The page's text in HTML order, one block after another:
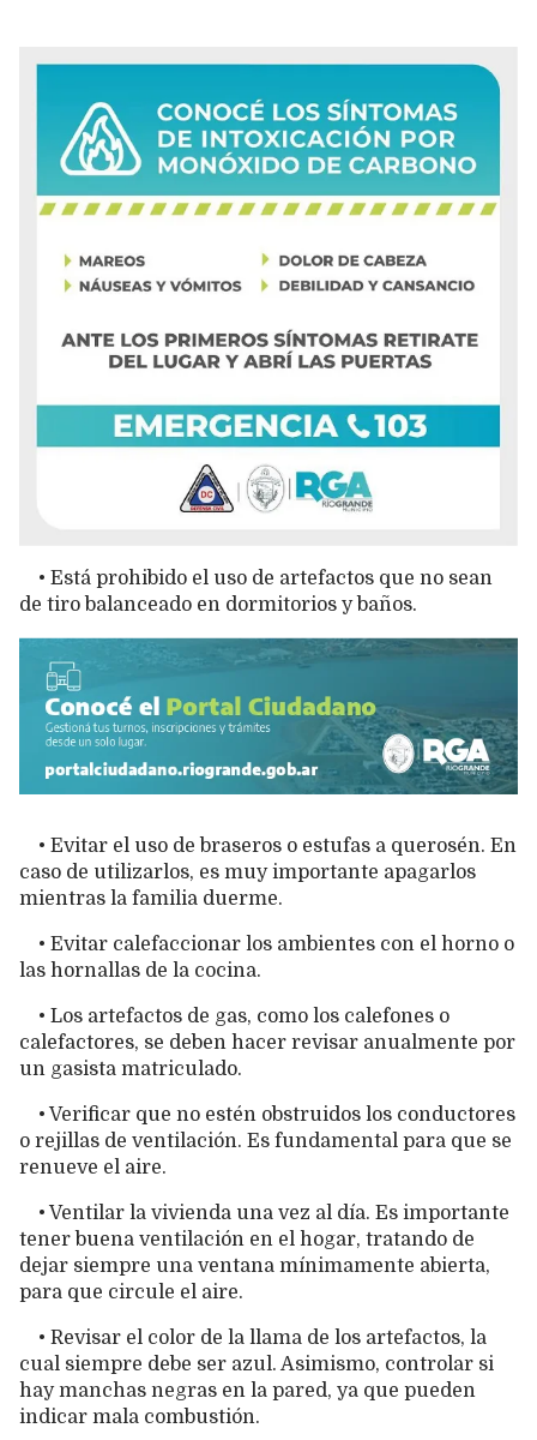
• Está prohibido el uso de artefactos que no sean
de tiro balanceado en dormitorios y baños.
• Evitar el uso de braseros o estufas a querosén. En
caso de utilizarlos, es muy importante apagarlos
mientras la familia duerme.
• Evitar calefaccionar los ambientes con el horno o
las hornallas de la cocina.
• Los artefactos de gas, como los calefones o
calefactores, se deben hacer revisar anualmente por
un gasista matriculado.
• Verificar que no estén obstruidos los conductores
o rejillas de ventilación. Es fundamental para que se
renueve el aire.
• Ventilar la vivienda una vez al día. Es importante
tener buena ventilación en el hogar, tratando de
dejar siempre una ventana mínimamente abierta,
para que circule el aire.
• Revisar el color de la llama de los artefactos, la
cual siempre debe ser azul. Asimismo, controlar si
hay manchas negras en la pared, ya que pueden
indicar mala combustión.